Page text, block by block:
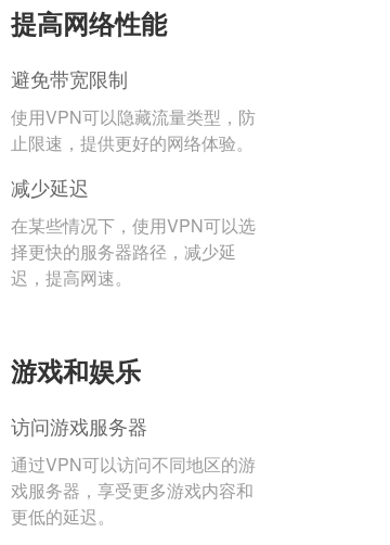
提高网络性能
避免带宽限制
使用VPN可以隐藏流量类型，防
止限速，提供更好的网络体验。
减少延迟
在某些情况下，使用VPN可以选
择更快的服务器路径，减少延
迟，提高网速。
游戏和娱乐
访问游戏服务器
通过VPN可以访问不同地区的游
戏服务器，享受更多游戏内容和
更低的延迟。